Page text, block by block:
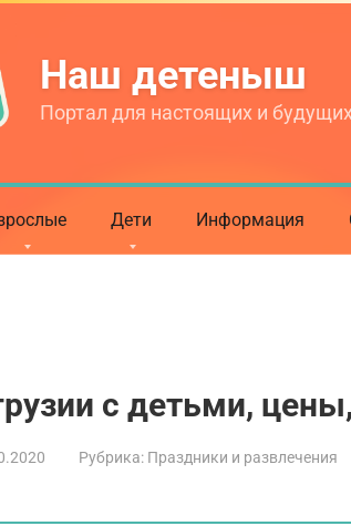
Наш детеныш
Портал для настоящих и
Дети Информация
с детьми,
Рубрика: Праздники и развлечения